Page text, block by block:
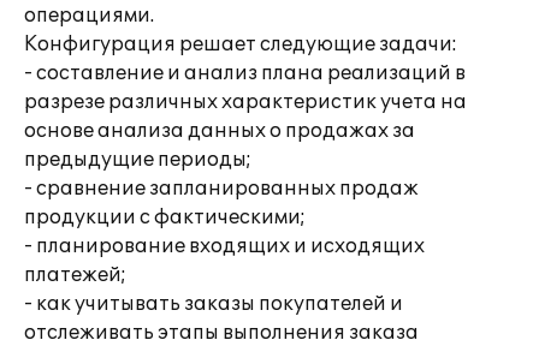
операциями.
Конфигурация решает следующие задачи:
- составление и анализ плана реализаций в
разрезе различных характеристик учета на
основе анализа данных о продажах за
предыдущие периоды;
- сравнение запланированных продаж
продукции с фактическими;
- планирование входящих и исходящих
платежей;
- как учитывать заказы покупателей и
отслеживать этапы выполнения заказа